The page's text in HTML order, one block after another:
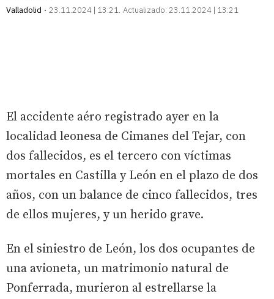
Valladolid
23.11.2024 | 13:21 Actualizado: 23.11.2024 | 13:21
El accidente aéro registrado ayer en la
localidad leonesa de Cimanes del Tejar, con
dos fallecidos, es el tercero con víctimas
mortales en Castilla y León en el plazo de dos
años, con un balance de cinco fallecidos, tres
de ellos mujeres, y un herido grave.
En el siniestro de León, los dos ocupantes de
una avioneta, un matrimonio natural de
Ponferrada, murieron al estrellarse la